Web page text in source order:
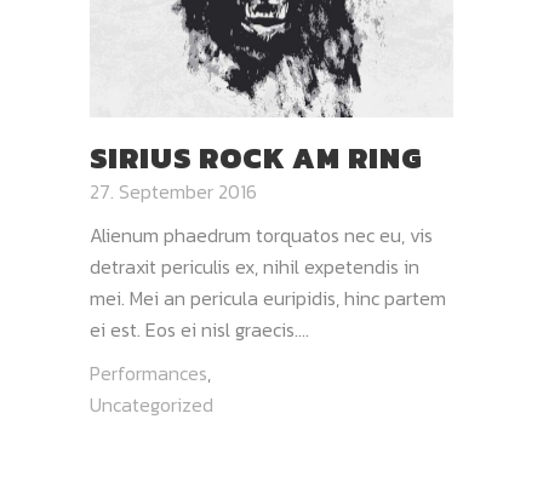
SIRIUS ROCK AM RING
27. September 2016
Alienum phaedrum torquatos nec eu, vis
detraxit periculis ex, nihil expetendis in
mei. Mei an pericula euripidis, hinc partem
ei est. Eos ei nisl graecis....
Performances,
Uncategorized